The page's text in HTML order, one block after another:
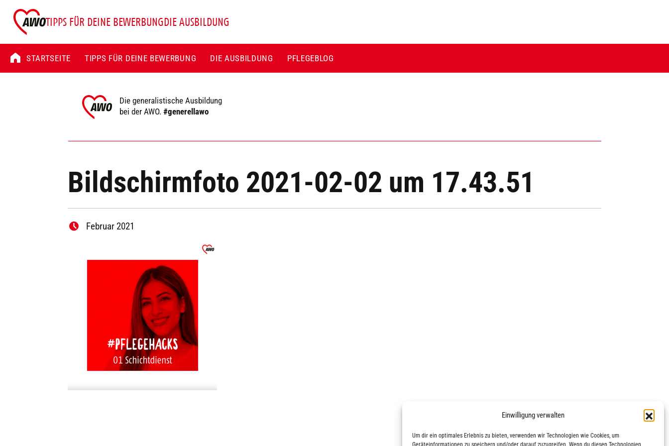
Einwilligung verwalten
Um dir ein optimales Erlebnis zu bieten, verwenden wir Technologien wie Cookies, um
Geräteinformationen zu speichern und/oder darauf zuzugreifen. Wenn du diesen Technologien
TIPPS FÜR DEINE BEWERBUNGDIE AUSBILDUNG
STARTSEITE TIPPS FÜR DEINE BEWERBUNG DIE AUSBILDUNG PFLEGEBLOG
Die generalistische Ausbildung
bei der AWO. #generellawo
Bildschirmfoto 2021-02-02 um 17.43.51
Februar 2021